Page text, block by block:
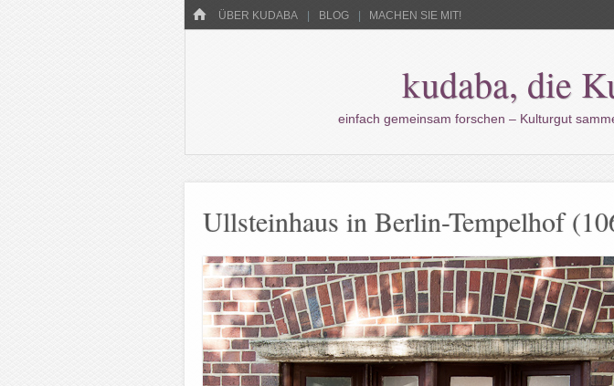
HOME
Menü
WECHSELN SIE ZUM INHALT
ÜBER KUDABA BLOG MACHEN SIE MIT!
kudaba, die
einfach gemeinsam forschen – Kulturgut
Ullsteinhaus in Berlin-Tempelhof